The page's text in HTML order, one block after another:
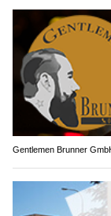
Gentlemen Brunner